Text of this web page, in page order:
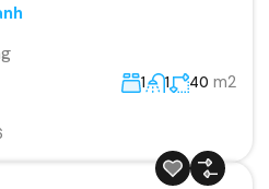
1 1 40 m2